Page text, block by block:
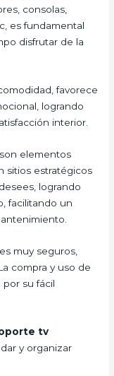
consolas,
es fundamental
disfrutar de la
favorece
logrando
interior.
son elementos
sitios estratégicos
logrando
facilitando un
es muy seguros,
compra y uso de
su fácil
tv
y organizar